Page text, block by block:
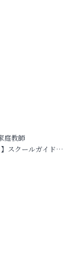
庭教師
スクールガイド…